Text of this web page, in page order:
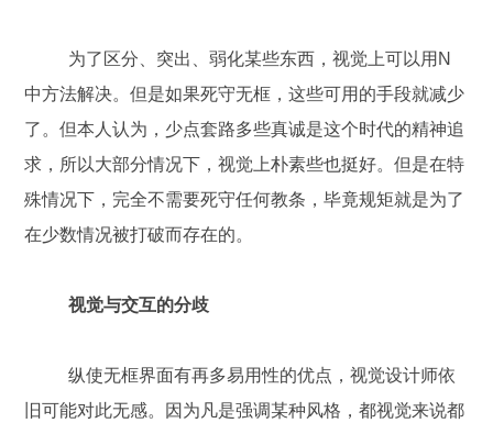
为了区分、突出、弱化某些东西，视觉上可以用N
中方法解决。但是如果死守无框，这些可用的手段就减少
了。但本人认为，少点套路多些真诚是这个时代的精神追
求，所以大部分情况下，视觉上朴素些也挺好。但是在特
殊情况下，完全不需要死守任何教条，毕竟规矩就是为了
在少数情况被打破而存在的。
视觉与交互的分歧
纵使无框界面有再多易用性的优点，视觉设计师依
旧可能对此无感。因为凡是强调某种风格，都视觉来说都